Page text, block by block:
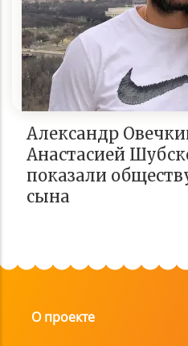
Александр
Анастасией
показали
сына
О проекте